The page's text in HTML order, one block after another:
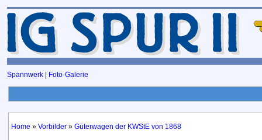
Spannwerk Foto-Galerie
Home » Vorbilder » Güterwagen der KWStE von 1868